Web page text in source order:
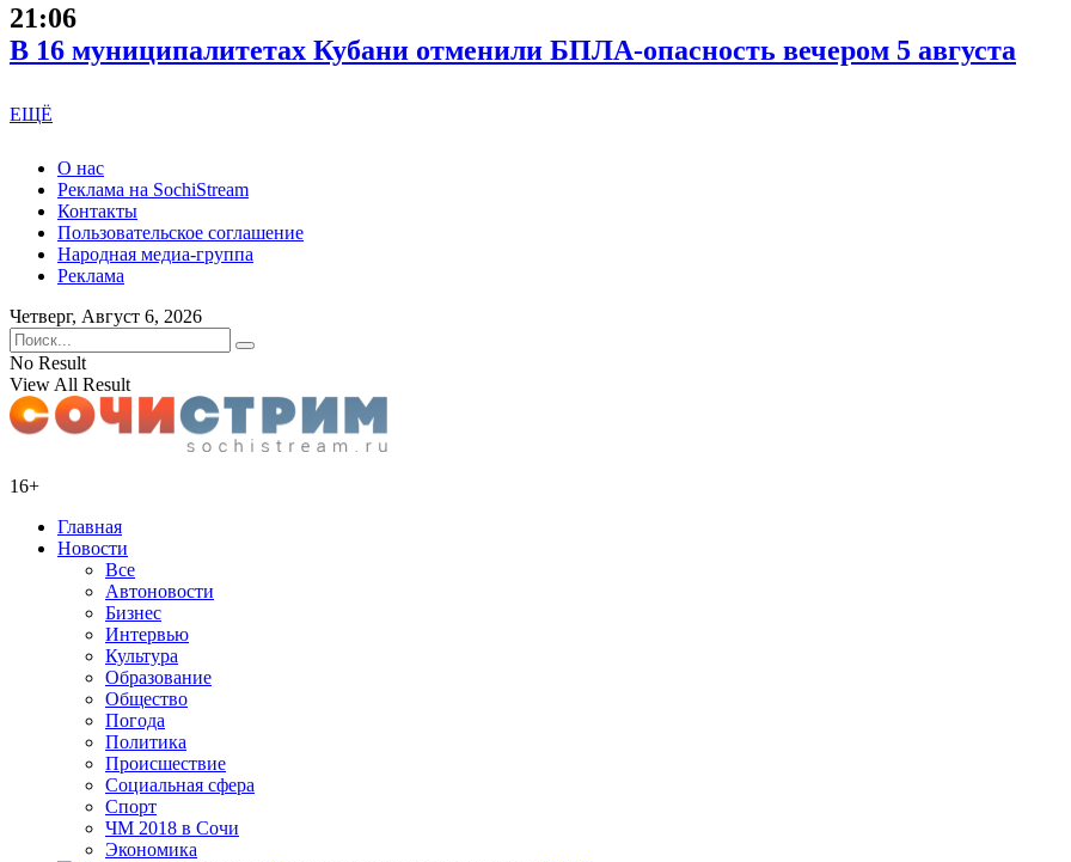
21:06
В 16 муниципалитетах Кубани отменили БПЛА-опасность вечером 5 августа
ЕЩЁ
О нас
Реклама на SochiStream
Контакты
Пользовательское соглашение
Народная медиа-группа
Реклама
Четверг, Август 6, 2026
No Result
View All Result
16+
Главная
Новости
Все
Автоновости
Бизнес
Интервью
Культура
Образование
Общество
Погода
Политика
Происшествие
Социальная сфера
Спорт
ЧМ 2018 в Сочи
Экономика